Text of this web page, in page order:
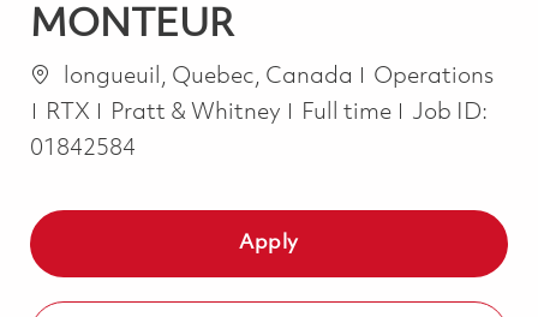
MONTEUR
Location
longueuil, Quebec, Canada Category
Operations
RTX
Pratt & Whitney Job Type
Full time
Job ID:
01842584
Apply